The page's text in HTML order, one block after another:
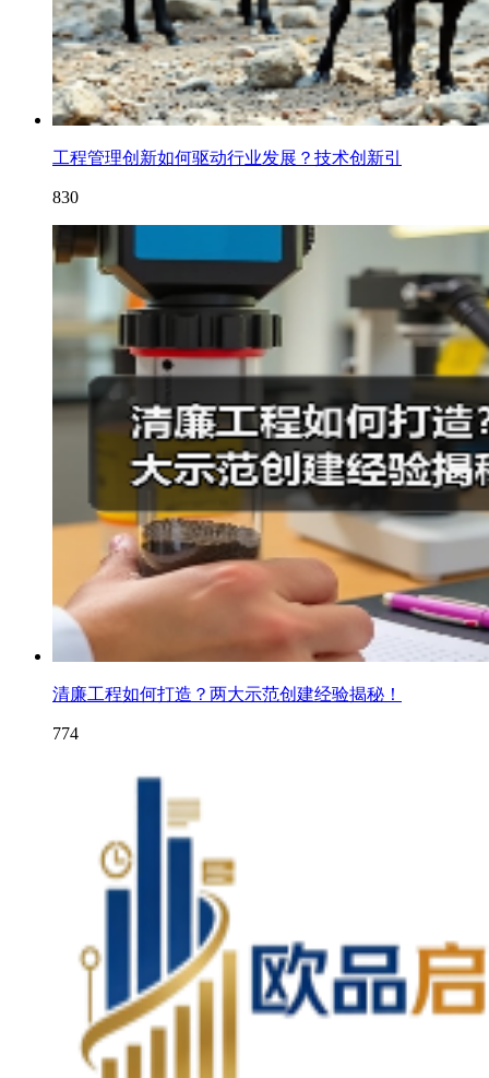
工程管理创新如何驱动行业发展？技术创新引
830
清廉工程如何打造？两大示范创建经验揭秘！
774